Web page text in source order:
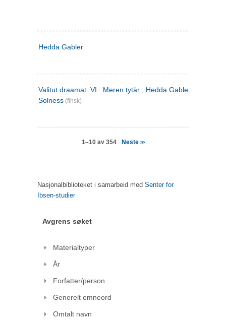
Hedda Gabler
Valitut draamat. VI : Meren tytär ; Hedda Gabler ;
Solness (finsk)
1–10 av 354 Neste >>
Nasjonalbiblioteket i samarbeid med Senter for
Ibsen-studier
Avgrens søket
Materialtyper
År
Forfatter/person
Generelt emneord
Omtalt navn